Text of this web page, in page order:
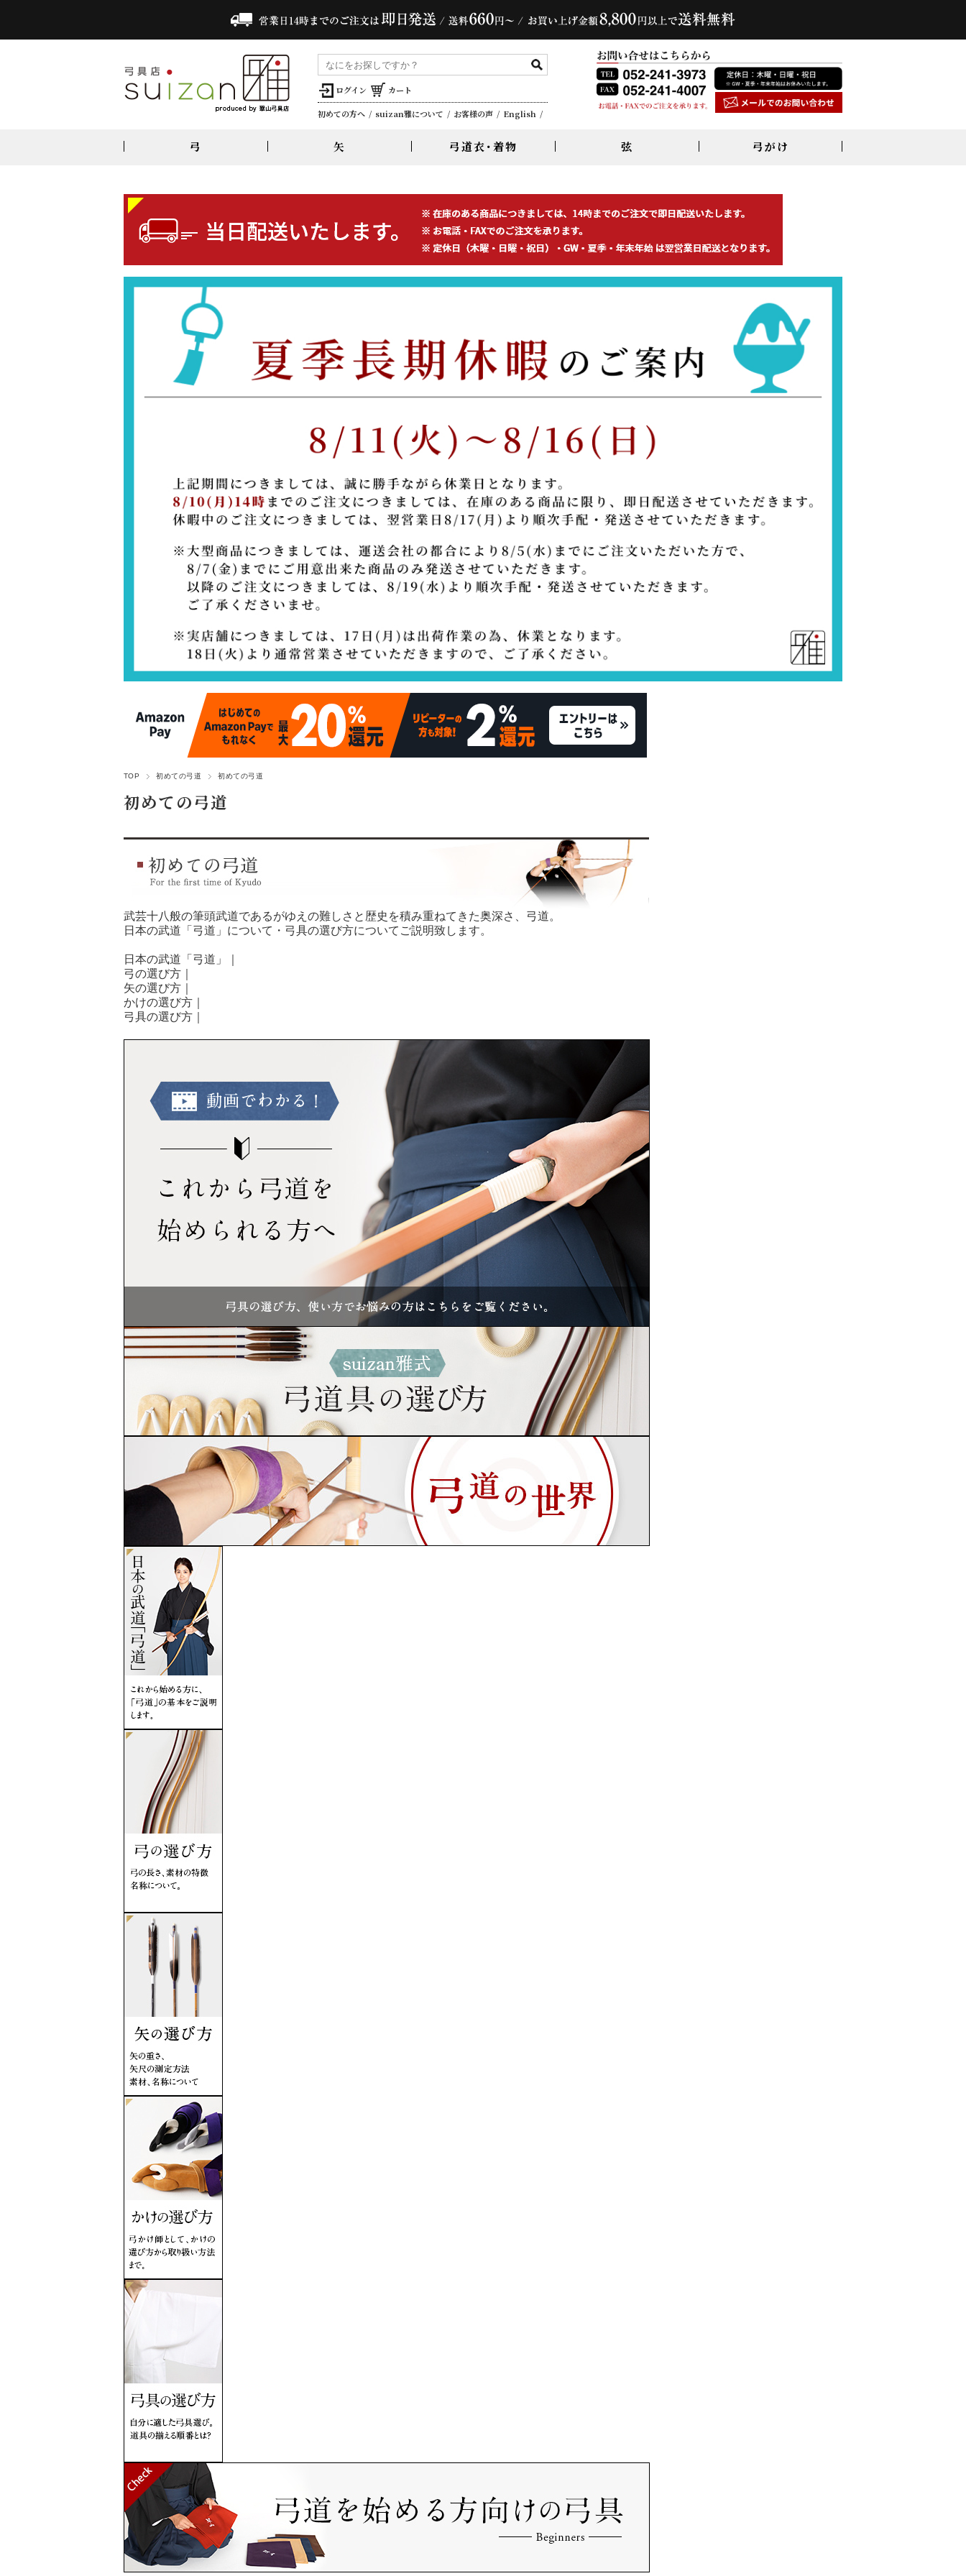
ログイン カート
初めての方へ suizan雅について お客様の声 English
弓
竹弓 グラス弓・カーボン弓
弓禅・真｜肥後蘇山
示現｜桑幡正清
英修｜清雅｜鵠心
雅｜suizan限定色
弓付属品
弓巻・弓袋・石突
握革・ゴム弓・その他
矢
ジュラ矢
1913ターキー
1913黒羽根
2015ターキー
2015黒羽根
2117シャフト
遠的ジュラ矢
巻藁矢
近的矢ジュラルミン3点セット
カーボン矢
EASTON Carbon
Mizuno Carbon
弓道衣･着物
上衣・袴・帯
オールシーズン上衣｜弓道衣
夏用上衣｜弓道衣
女性用馬乗袴
角帯・胸あて・大風呂敷
弓道衣セット
上衣2・3枚セット
着物・襷 足袋・雪駄
オールシーズン足袋
冬用防寒足袋
弦
合成弦
三寸詰・並寸
二寸伸
麻弦
三寸詰・並寸
二寸伸
弦付属品
弦巻・吊革・弦巻セット
その他関連品
弓がけ
弓かけ
雅・束離・中離・下がけ
弓かけ5点セット
かけ付属品
合切袋・袱紗袋・その他
ぎり粉・粉入・その他
TOP 初めての弓道 初めての弓道
初めての弓道
武芸十八般の筆頭武道であるがゆえの難しさと歴史を積み重ねてきた奥深さ、弓道。
日本の武道「弓道」について・弓具の選び方についてご説明致します。
日本の武道「弓道」
弓の選び方
矢の選び方
かけの選び方
弓具の選び方